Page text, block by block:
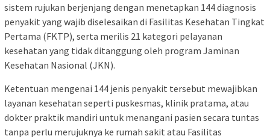
sistem rujukan berjenjang dengan menetapkan 144 diagnosis
penyakit yang wajib diselesaikan di Fasilitas Kesehatan Tingkat
Pertama (FKTP), serta merilis 21 kategori pelayanan
kesehatan yang tidak ditanggung oleh program Jaminan
Kesehatan Nasional (JKN).
Ketentuan mengenai 144 jenis penyakit tersebut mewajibkan
layanan kesehatan seperti puskesmas, klinik pratama, atau
dokter praktik mandiri untuk menangani pasien secara tuntas
tanpa perlu merujuknya ke rumah sakit atau Fasilitas